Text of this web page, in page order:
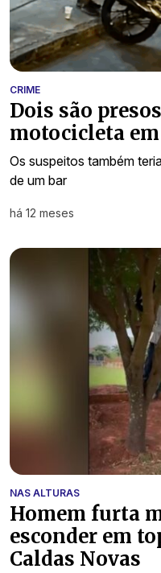
CRIME
Dois são
motocicleta
Os suspeitos também
de um bar
há 12 meses
NAS ALTURAS
Homem furta
esconder em
Caldas Novas